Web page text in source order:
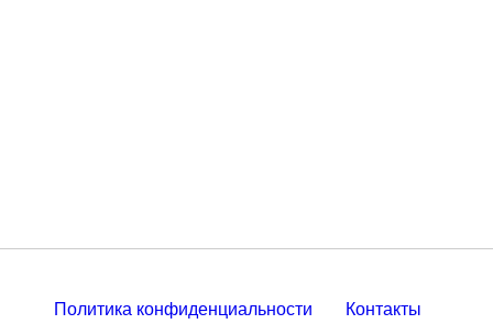
Политика конфиденциальности Контакты